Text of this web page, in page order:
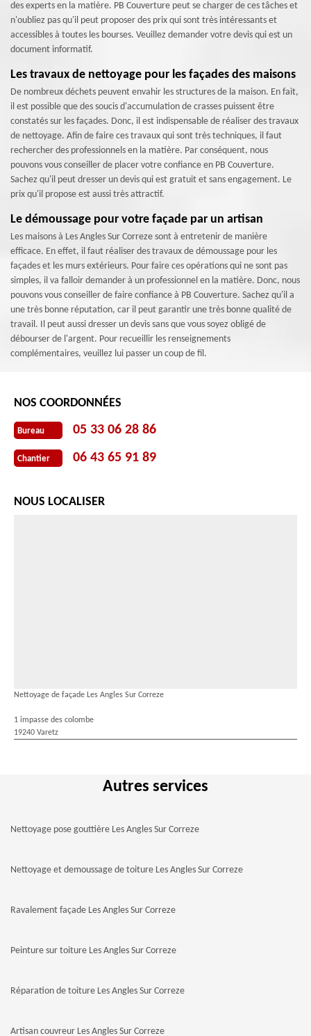
des experts en la matière. PB Couverture peut se charger de ces tâches et
n'oubliez pas qu'il peut proposer des prix qui sont très intéressants et
accessibles à toutes les bourses. Veuillez demander votre devis qui est un
document informatif.
Les travaux de nettoyage pour les façades des maisons
De nombreux déchets peuvent envahir les structures de la maison. En fait,
il est possible que des soucis d'accumulation de crasses puissent être
constatés sur les façades. Donc, il est indispensable de réaliser des travaux
de nettoyage. Afin de faire ces travaux qui sont très techniques, il faut
rechercher des professionnels en la matière. Par conséquent, nous
pouvons vous conseiller de placer votre confiance en PB Couverture.
Sachez qu'il peut dresser un devis qui est gratuit et sans engagement. Le
prix qu'il propose est aussi très attractif.
Le démoussage pour votre façade par un artisan
Les maisons à Les Angles Sur Correze sont à entretenir de manière
efficace. En effet, il faut réaliser des travaux de démoussage pour les
façades et les murs extérieurs. Pour faire ces opérations qui ne sont pas
simples, il va falloir demander à un professionnel en la matière. Donc, nous
pouvons vous conseiller de faire confiance à PB Couverture. Sachez qu'il a
une très bonne réputation, car il peut garantir une très bonne qualité de
travail. Il peut aussi dresser un devis sans que vous soyez obligé de
débourser de l'argent. Pour recueillir les renseignements
complémentaires, veuillez lui passer un coup de fil.
NOS COORDONNÉES
Bureau 05 33 06 28 86
Chantier 06 43 65 91 89
NOUS LOCALISER
Nettoyage de façade Les Angles Sur Correze
1 impasse des colombe
19240 Varetz
Autres services
Nettoyage pose gouttière Les Angles Sur Correze
Nettoyage et demoussage de toiture Les Angles Sur Correze
Ravalement façade Les Angles Sur Correze
Peinture sur toiture Les Angles Sur Correze
Réparation de toiture Les Angles Sur Correze
Artisan couvreur Les Angles Sur Correze